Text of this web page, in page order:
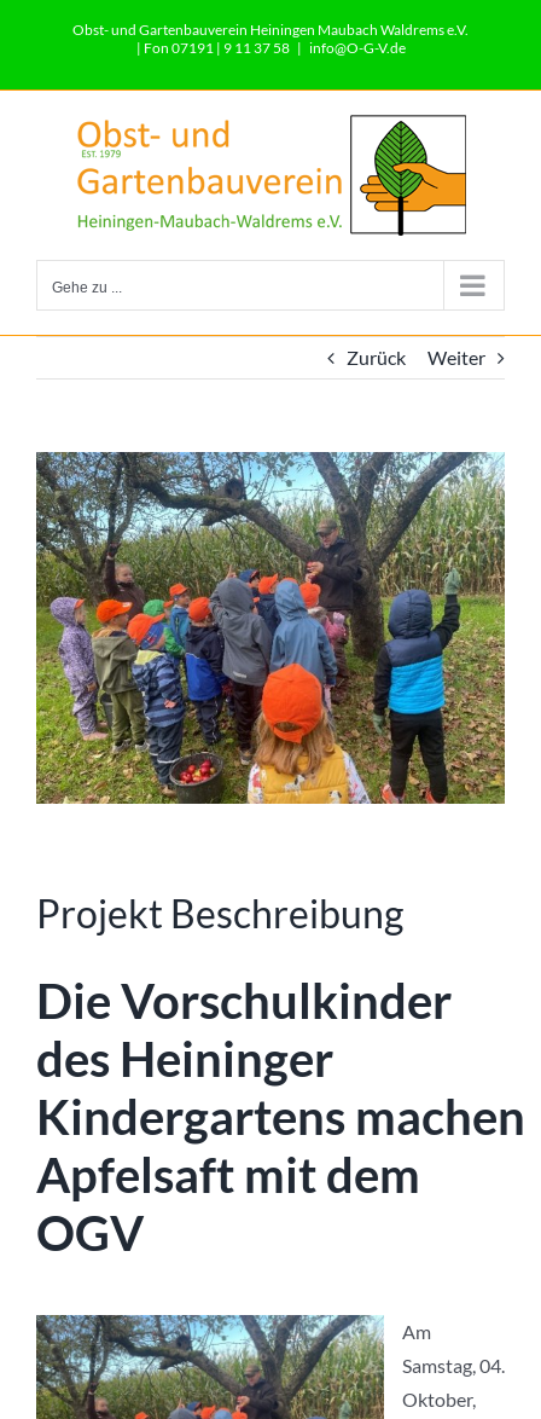
Obst- und Gartenbauverein Heiningen Maubach Waldrems e.V.
| Fon 07191 | 9 11 37 58 | info@O-G-V.de
Gehe zu ...
Zurück Weiter
View
Larger
Image
Projekt Beschreibung
Die Vorschulkinder
des Heininger
Kindergartens machen
Apfelsaft mit dem
OGV
Am
Samstag, 04.
Oktober,